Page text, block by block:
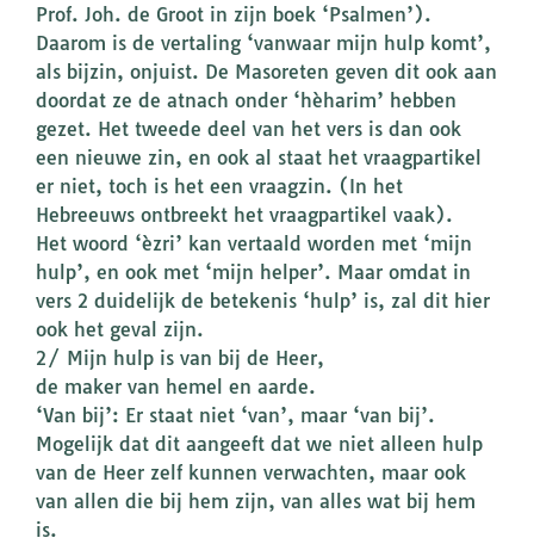
Prof. Joh. de Groot in zijn boek ‘Psalmen’).
Daarom is de vertaling ‘vanwaar mijn hulp komt’,
als bijzin, onjuist. De Masoreten geven dit ook aan
doordat ze de atnach onder ‘hèharim’ hebben
gezet. Het tweede deel van het vers is dan ook
een nieuwe zin, en ook al staat het vraagpartikel
er niet, toch is het een vraagzin. (In het
Hebreeuws ontbreekt het vraagpartikel vaak).
Het woord ‘èzri’ kan vertaald worden met ‘mijn
hulp’, en ook met ‘mijn helper’. Maar omdat in
vers 2 duidelijk de betekenis ‘hulp’ is, zal dit hier
ook het geval zijn.
2/ Mijn hulp is van bij de Heer,
de maker van hemel en aarde.
‘Van bij’: Er staat niet ‘van’, maar ‘van bij’.
Mogelijk dat dit aangeeft dat we niet alleen hulp
van de Heer zelf kunnen verwachten, maar ook
van allen die bij hem zijn, van alles wat bij hem
is.